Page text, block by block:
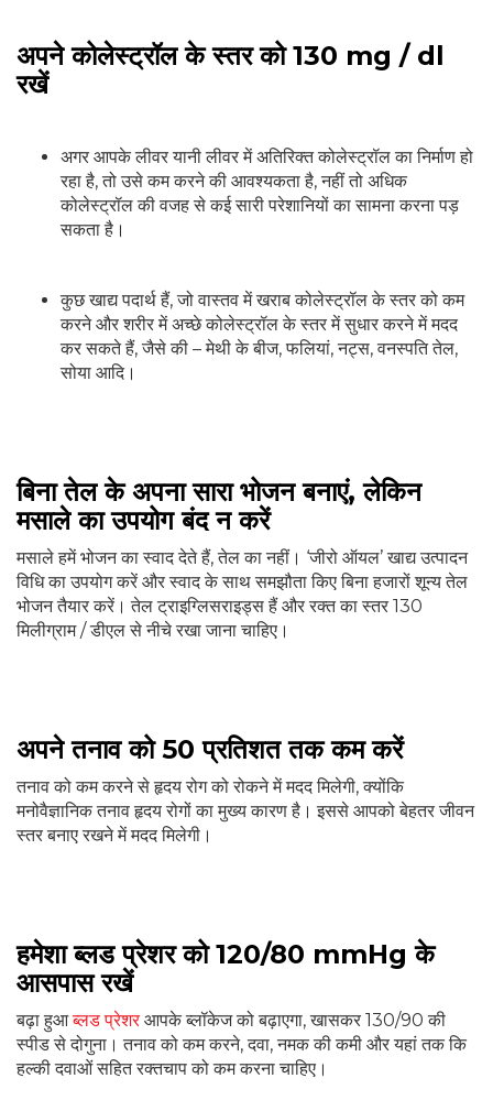
अपने कोलेस्ट्रॉल के स्तर को 130 mg / dl
रखें
अगर आपके लीवर यानी लीवर में अतिरिक्त कोलेस्ट्रॉल का निर्माण हो
रहा है, तो उसे कम करने की आवश्यकता है, नहीं तो अधिक
कोलेस्ट्रॉल की वजह से कई सारी परेशानियों का सामना करना पड़
सकता है।
कुछ खाद्य पदार्थ हैं, जो वास्‍तव में खराब कोलेस्‍ट्रॉल के स्‍तर को कम
करने और शरीर में अच्‍छे कोलेस्‍ट्रॉल के स्‍तर में सुधार करने में मदद
कर सकते हैं, जैसे की – मेथी के बीज, फलियां, नट्स, वनस्‍पति तेल,
सोया आदि।
बिना तेल के अपना सारा भोजन बनाएं, लेकिन
मसाले का उपयोग बंद न करें
मसाले हमें भोजन का स्वाद देते हैं, तेल का नहीं। ‘जीरो ऑयल’ खाद्य उत्पादन
विधि का उपयोग करें और स्वाद के साथ समझौता किए बिना हजारों शून्य तेल
भोजन तैयार करें। तेल ट्राइग्लिसराइड्स हैं और रक्त का स्तर 130
मिलीग्राम / डीएल से नीचे रखा जाना चाहिए।
अपने तनाव को 50 प्रतिशत तक कम करें
तनाव को कम करने से हृदय रोग को रोकने में मदद मिलेगी, क्योंकि
मनोवैज्ञानिक तनाव हृदय रोगों का मुख्य कारण है। इससे आपको बेहतर जीवन
स्तर बनाए रखने में मदद मिलेगी।
हमेशा ब्लड प्रेशर को 120/80 mmHg के
आसपास रखें
बढ़ा हुआब्लड प्रेशरआपके ब्लॉकेज को बढ़ाएगा, खासकर 130/90 की
स्पीड से दोगुना। तनाव को कम करने, दवा, नमक की कमी और यहां तक ​​कि
हल्की दवाओं सहित रक्तचाप को कम करना चाहिए।